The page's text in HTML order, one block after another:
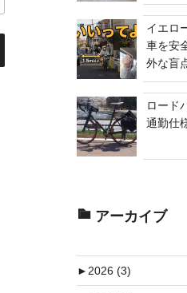
イエロ
車を安
外な盲
ロード
通勤仕
アーカイブ
►2026 (3)